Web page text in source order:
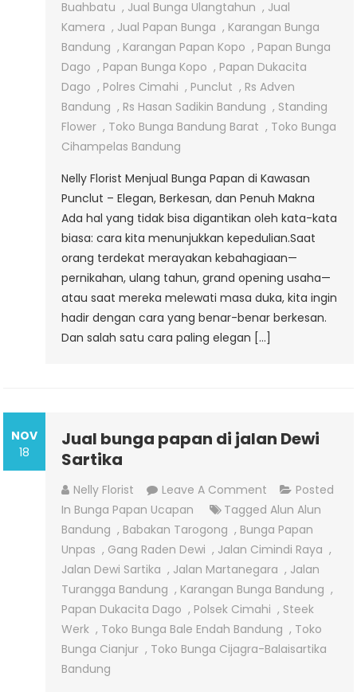
Di
Kawasan
Punclut
Buahbatu , Jual Bunga Ulangtahun , Jual
Kamera , Jual Papan Bunga , Karangan Bunga
Bandung , Karangan Papan Kopo , Papan Bunga
Dago , Papan Bunga Kopo , Papan Dukacita
Dago , Polres Cimahi , Punclut , Rs Adven
Bandung , Rs Hasan Sadikin Bandung , Standing
Flower , Toko Bunga Bandung Barat , Toko Bunga
Cihampelas Bandung
Nelly Florist Menjual Bunga Papan di Kawasan
Punclut – Elegan, Berkesan, dan Penuh Makna
Ada hal yang tidak bisa digantikan oleh kata-kata
biasa: cara kita menunjukkan kepedulian.Saat
orang terdekat merayakan kebahagiaan—
pernikahan, ulang tahun, grand opening usaha—
atau saat mereka melewati masa duka, kita ingin
hadir dengan cara yang benar-benar berkesan.
Dan salah satu cara paling elegan […]
NOV
18
Jual bunga papan di jalan Dewi
Sartika
Nelly Florist Leave A Comment On
Jual
Bunga
Papan
Di
Jalan
Dewi
Sartika
Posted
In Bunga Papan Ucapan TaggedAlun Alun
Bandung , Babakan Tarogong , Bunga Papan
Unpas , Gang Raden Dewi , Jalan Cimindi Raya ,
Jalan Dewi Sartika , Jalan Martanegara , Jalan
Turangga Bandung , Karangan Bunga Bandung ,
Papan Dukacita Dago , Polsek Cimahi , Steek
Werk , Toko Bunga Bale Endah Bandung , Toko
Bunga Cianjur , Toko Bunga Cijagra-Balaisartika
Bandung